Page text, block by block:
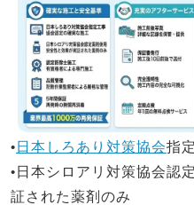
• 日本しろあり対策協会指
• 日本シロアリ対策協会認
証された薬剤のみ